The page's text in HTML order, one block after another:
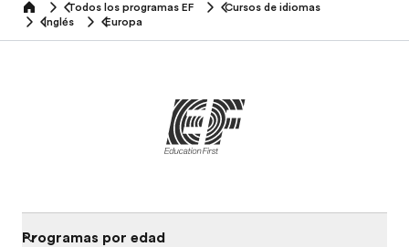
home Todos los programas EF
Cursos de idiomas
Inglés
Europa
Programas por edad